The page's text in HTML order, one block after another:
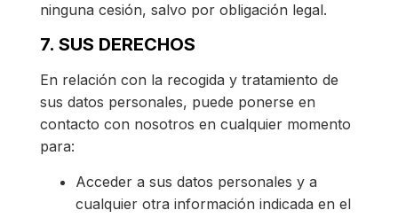
ninguna cesión, salvo por obligación legal.
7. SUS DERECHOS
En relación con la recogida y tratamiento de
sus datos personales, puede ponerse en
contacto con nosotros en cualquier momento
para:
Acceder a sus datos personales y a
cualquier otra información indicada en el